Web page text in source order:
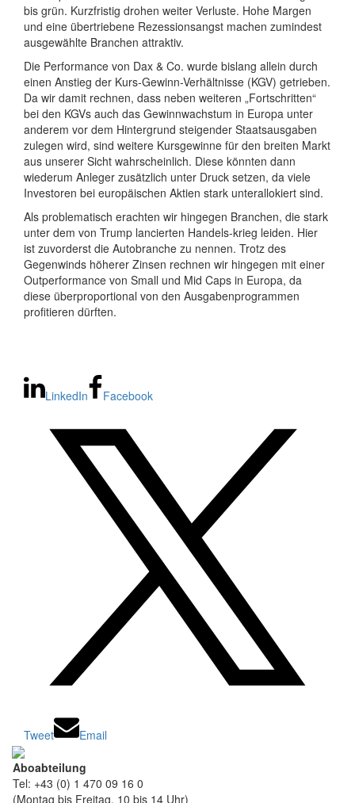
bis grün. Kurzfristig drohen weiter Verluste. Hohe Margen
und eine übertriebene Rezessionsangst machen zumindest
ausgewählte Branchen attraktiv.
Die Performance von Dax & Co. wurde bislang allein durch
einen Anstieg der Kurs-Gewinn-Verhältnisse (KGV) getrieben.
Da wir damit rechnen, dass neben weiteren „Fortschritten“
bei den KGVs auch das Gewinnwachstum in Europa unter
anderem vor dem Hintergrund steigender Staatsausgaben
zulegen wird, sind weitere Kursgewinne für den breiten Markt
aus unserer Sicht wahrscheinlich. Diese könnten dann
wiederum Anleger zusätzlich unter Druck setzen, da viele
Investoren bei europäischen Aktien stark unterallokiert sind.
Als problematisch erachten wir hingegen Branchen, die stark
unter dem von Trump lancierten Handels-krieg leiden. Hier
ist zuvorderst die Autobranche zu nennen. Trotz des
Gegenwinds höherer Zinsen rechnen wir hingegen mit einer
Outperformance von Small und Mid Caps in Europa, da
diese überproportional von den Ausgabenprogrammen
profitieren dürften.
LinkedIn Facebook
Tweet Email
Aboabteilung
Tel: +43 (0) 1 470 09 16 0
(Montag bis Freitag, 10 bis 14 Uhr)